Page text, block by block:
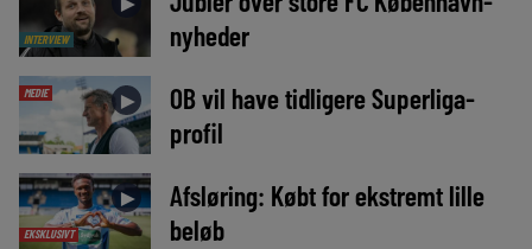
INTERVIEW
nyheder
MEDIE ►
OB vil have tidligere Superliga-
profil
EKSKLUSIVT
►
Afsløring: Købt for ekstremt lille
beløb